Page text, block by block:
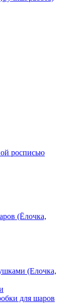
росписью
(Ёлочка,
(Елочка,
для шаров